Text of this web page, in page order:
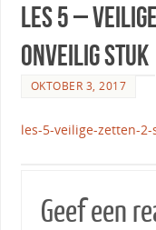
Les 5 –
onveilig stuk
OKTOBER 3, 2017
les-5-veilige-zetten-
Geef een